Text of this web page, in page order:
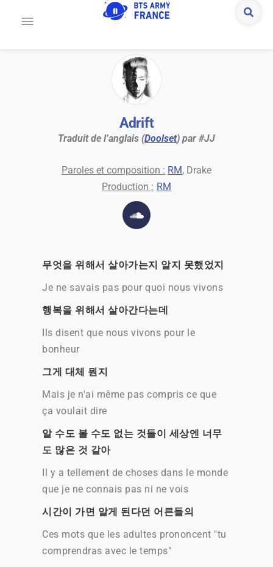
Adrift
Traduit de l’anglais (Doolset) par #JJ
Paroles et composition : RM, Drake
Production : RM
무엇을 위해서 살아가는지 알지 못했었지
Je ne savais pas pour quoi nous vivons
행복을 위해서 살아간다는데
Ils disent que nous vivons pour le
bonheur
그게 대체 뭔지
Mais je n'ai même pas compris ce que
ça voulait dire
알 수도 볼 수도 없는 것들이 세상엔 너무
도 많은 것 같아
Il y a tellement de choses dans le monde
que je ne connais pas ni ne vois
시간이 가면 알게 된다던 어른들의
Ces mots que les adultes prononcent "tu
comprendras avec le temps"